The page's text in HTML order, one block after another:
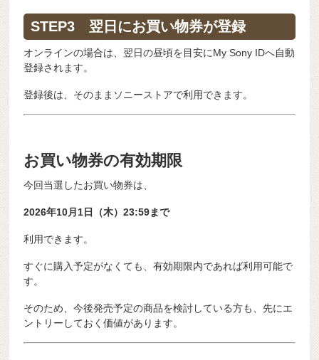
STEP3 翌日にお買い物券が登録
オンラインの場合は、翌日の昼頃を目安にMy Sony IDへ自動
登録されます。
登録後は、そのままソニーストアで利用できます。
お買い物券の有効期限
今回当選したお買い物券は、
2026年10月1日（木）23:59まで
利用できます。
すぐに購入予定がなくても、有効期限内であれば利用可能で
す。
そのため、今後発売予定の商品を検討している方も、先にエ
ントリーしておく価値があります。